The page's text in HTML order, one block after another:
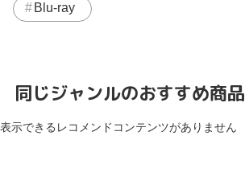
Blu-ray
同じジャンルのおすすめ商品
表示できるレコメンドコンテンツがありません